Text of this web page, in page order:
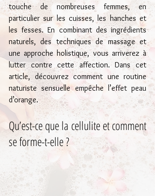
touche de nombreuses femmes, en
particulier sur les cuisses, les hanches et
les fesses. En combinant des ingrédients
naturels, des techniques de massage et
une approche holistique, vous arriverez à
lutter contre cette affection. Dans cet
article, découvrez comment une routine
naturiste sensuelle empêche l’effet peau
d’orange.
Qu’est-ce que la cellulite et comment
se forme-t-elle ?